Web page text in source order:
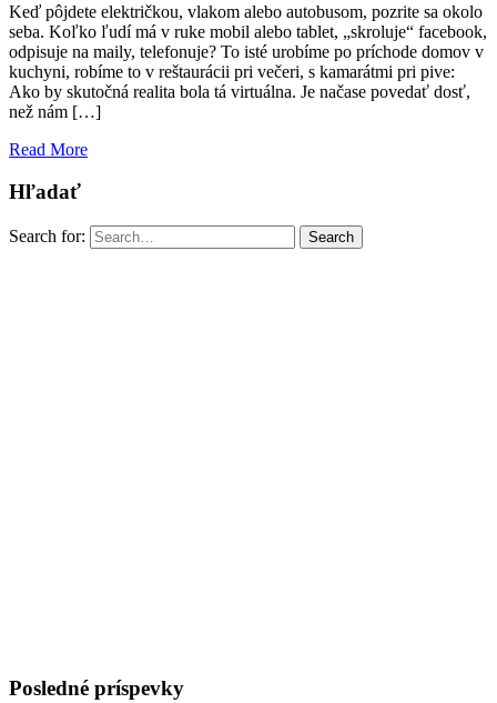
Keď pôjdete električkou, vlakom alebo autobusom, pozrite sa okolo
seba. Koľko ľudí má v ruke mobil alebo tablet, „skroluje“ facebook,
odpisuje na maily, telefonuje? To isté urobíme po príchode domov v
kuchyni, robíme to v reštaurácii pri večeri, s kamarátmi pri pive:
Ako by skutočná realita bola tá virtuálna. Je načase povedať dosť,
než nám […]
Read More
Hľadať
Search for: Search
Posledné príspevky